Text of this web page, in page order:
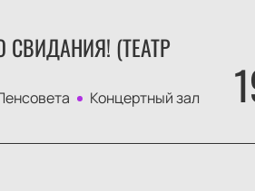
(ТЕАТР
Концертный зал